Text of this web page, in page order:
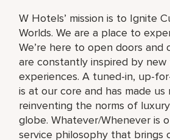
W Hotels’ mission is to Ignite
Worlds. We are a place to
We’re here to open doors and
are constantly inspired by new
experiences. A tuned-in, up-
is at our core and has made
reinventing the norms of
globe. Whatever/Whenever is
service philosophy that brings